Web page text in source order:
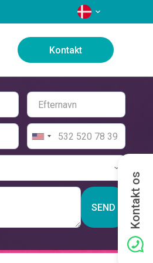
SPROG
Kontakt
SEND Kontakt os